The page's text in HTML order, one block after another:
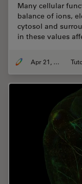
Many cellular
balance of ions,
cytosol and
in these values
Apr 21, 2026